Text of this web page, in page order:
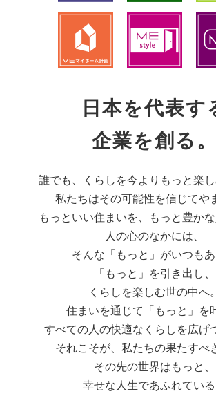
日本を代表す
企業を創る。
誰でも、くらしを今よりもっと楽し
私たちはその可能性を信じてや
もっといい住まいを、もっと豊か
人の心のなかには、
そんな「もっと」がいつもあ
「もっと」を引き出し、
くらしを楽しむ世の中へ。
住まいを通じて「もっと」を
すべての人の快適なくらしを広げ
それこそが、私たちの果たすべ
その先の世界はもっと、
幸せな人生であふれている